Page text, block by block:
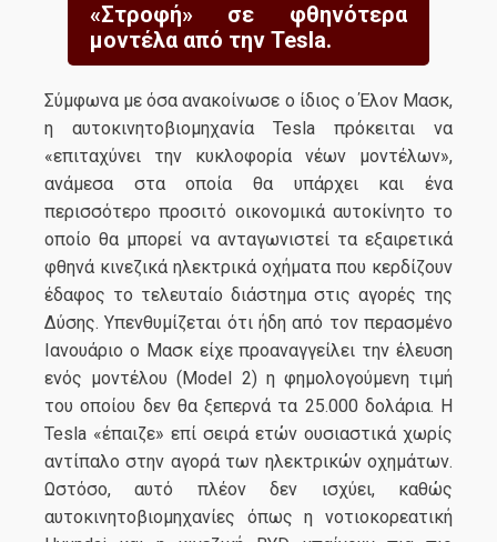
«Στροφή» σε φθηνότερα
μοντέλα από την Tesla.
Σύμφωνα με όσα ανακοίνωσε ο ίδιος ο Έλον Μασκ,
η αυτοκινητοβιομηχανία Tesla πρόκειται να
«επιταχύνει την κυκλοφορία νέων μοντέλων»,
ανάμεσα στα οποία θα υπάρχει και ένα
περισσότερο προσιτό οικονομικά αυτοκίνητο το
οποίο θα μπορεί να ανταγωνιστεί τα εξαιρετικά
φθηνά κινεζικά ηλεκτρικά οχήματα που κερδίζουν
έδαφος το τελευταίο διάστημα στις αγορές της
Δύσης. Υπενθυμίζεται ότι ήδη από τον περασμένο
Ιανουάριο ο Μασκ είχε προαναγγείλει την έλευση
ενός μοντέλου (Model 2) η φημολογούμενη τιμή
του οποίου δεν θα ξεπερνά τα 25.000 δολάρια. Η
Tesla «έπαιζε» επί σειρά ετών ουσιαστικά χωρίς
αντίπαλο στην αγορά των ηλεκτρικών οχημάτων.
Ωστόσο, αυτό πλέον δεν ισχύει, καθώς
αυτοκινητοβιομηχανίες όπως η νοτιοκορεατική